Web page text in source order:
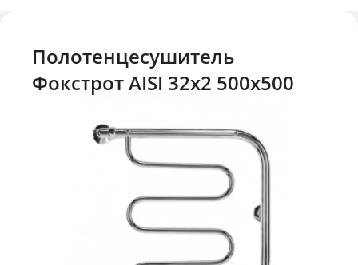
Полотенцесушитель
Фокстрот AISI 32х2 500х500